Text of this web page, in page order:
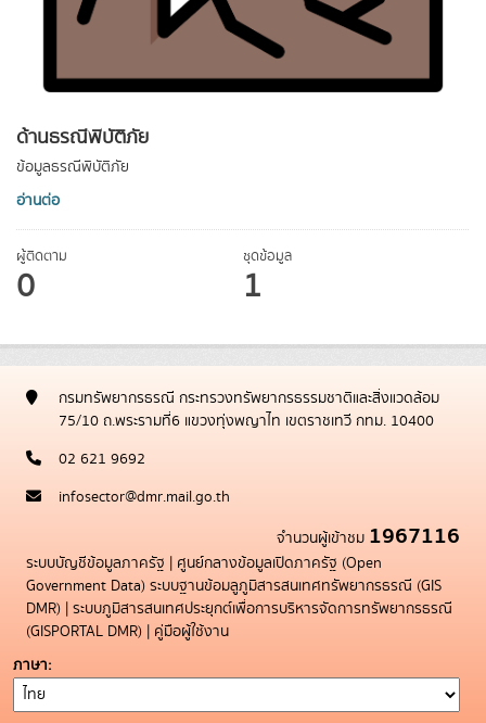
ด้านธรณีพิบัติภัย
ข้อมูลธรณีพิบัติภัย
อ่านต่อ
ผู้ติดตาม
0
ชุดข้อมูล
1
กรมทรัพยากรธรณี กระทรวงทรัพยากรธรรมชาติและสิ่งแวดล้อม
75/10 ถ.พระรามที่6 แขวงทุ่งพญาไท เขตราชเทวี กทม. 10400
02 621 9692
infosector@dmr.mail.go.th
จำนวนผู้เข้าชม 1967116
ระบบบัญชีข้อมูลภาครัฐ | ศูนย์กลางข้อมูลเปิดภาครัฐ (Open
Government Data) ระบบฐานข้อมลูภูมิสารสนเทศทรัพยากรธรณี (GIS
DMR) | ระบบภูมิสารสนเทศประยุกต์เพื่อการบริหารจัดการทรัพยากรธรณี
(GISPORTAL DMR) | คู่มือผู้ใช้งาน
ภาษา